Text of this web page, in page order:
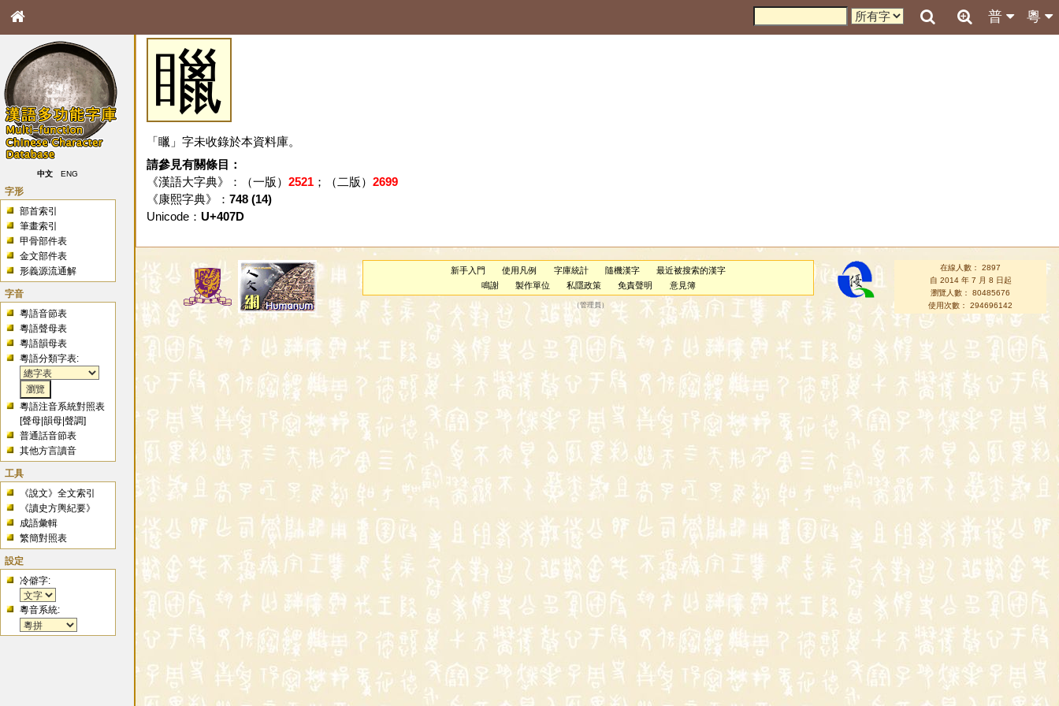
粵
普
中文 ENG
字形
部首索引
筆畫索引
甲骨部件表
金文部件表
形義源流通解
字音
粵語音節表
粵語聲母表
粵語韻母表
粵語分類字表:
粵語注音系統對照表
[聲母 |韻母 |聲調]
普通話音節表
其他方言讀音
工具
《說文》全文索引
《讀史方輿紀要》
成語彙輯
繁簡對照表
設定
冷僻字:
粵音系統:
䁽
「䁽」字未收錄於本資料庫。
請參見有關條目：
《漢語大字典》：（一版） 2521；（二版） 2699
《康熙字典》： 748 (14)
Unicode： U+407D
新手入門 使用凡例 字庫統計 隨機漢字
最近被搜索的漢字
鳴謝
製作單位 私隱政策 免責聲明 意見簿
（管理員 ）
在線人數： 2897
自 2014 年 7 月 8 日起
瀏覽人數： 80485676
使用次數： 294696142